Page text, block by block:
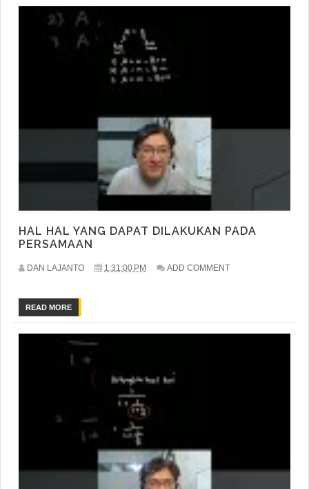
HAL HAL YANG DAPAT DILAKUKAN PADA
PERSAMAAN
DAN LAJANTO 1:31:00 PM ADD COMMENT
READ MORE